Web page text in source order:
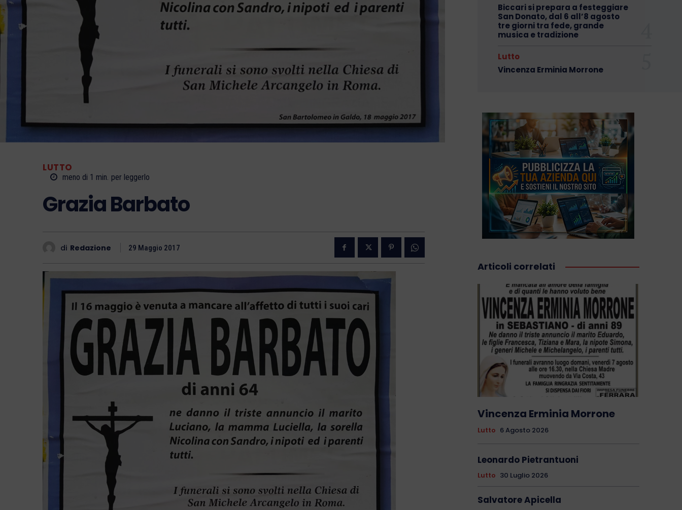
LUTTO
meno di 1 min. per leggerlo
Grazia Barbato
di Redazione 29 Maggio 2017
Biccari si prepara a festeggiare
San Donato, dal 6 all’8 agosto
tre giorni tra fede, grande
musica e tradizione
Lutto
Vincenza Erminia Morrone
Articoli correlati
Vincenza Erminia Morrone
Lutto 6 Agosto 2026
Leonardo Pietrantuoni
Lutto 30 Luglio 2026
Salvatore Apicella